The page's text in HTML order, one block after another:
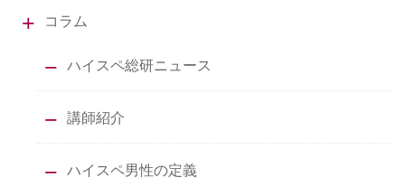
コラム
ハイスペ総研ニュース
講師紹介
ハイスペ男性の定義